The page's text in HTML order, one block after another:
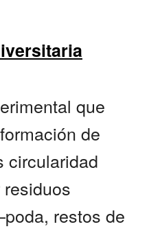
que
de
circularidad
restos de